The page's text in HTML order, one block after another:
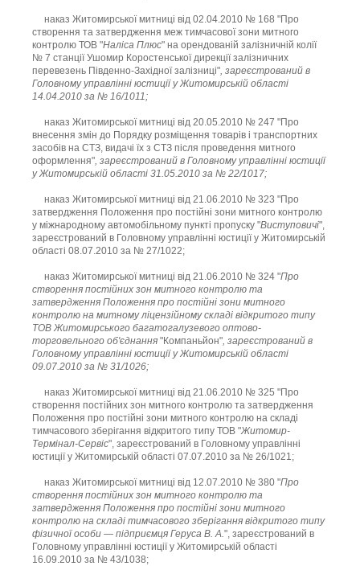
наказ Житомирської митниці від 02.04.2010 № 168 "Про
створення та затвердження меж тимчасової зони митного
контролю ТОВ "Наліса Плюс" на орендованій залізничній колії
№ 7 станції Ушомир Коростенської дирекції залізничних
перевезень Південно-Західної залізниці", зареєстрований в
Головному управлінні юстиції у Житомирській області
14.04.2010 за № 16/1011;
наказ Житомирської митниці від 20.05.2010 № 247 "Про
внесення змін до Порядку розміщення товарів і транспортних
засобів на СТЗ, видачі їх з СТЗ після проведення митного
оформлення", зареєстрований в Головному управлінні юстиції
у Житомирській області 31.05.2010 за № 22/1017;
наказ Житомирської митниці від 21.06.2010 № 323 "Про
затвердження Положення про постійні зони митного контролю
у міжнародному автомобільному пункті пропуску "Виступовичі",
зареєстрований в Головному управлінні юстиції у Житомирській
області 08.07.2010 за № 27/1022;
наказ Житомирської митниці від 21.06.2010 № 324 "Про
створення постійних зон митного контролю та
затвердження Положення про постійні зони митного
контролю на митному ліцензійному складі відкритого типу
ТОВ Житомирського багатогалузевого оптово-
торговельного об'єднання "Компаньйон", зареєстрований в
Головному управлінні юстиції у Житомирській області
09.07.2010 за № 31/1026;
наказ Житомирської митниці від 21.06.2010 № 325 "Про
створення постійних зон митного контролю та затвердження
Положення про постійні зони митного контролю на складі
тимчасового зберігання відкритого типу ТОВ "Житомир-
Термінал-Сервіс", зареєстрований в Головному управлінні
юстиції у Житомирській області 07.07.2010 за № 26/1021;
наказ Житомирської митниці від 12.07.2010 № 380 "Про
створення постійних зон митного контролю та
затвердження Положення про постійні зони митного
контролю на складі тимчасового зберігання відкритого типу
фізичної особи — підприємця Геруса В. А.", зареєстрований в
Головному управлінні юстиції у Житомирській області
16.09.2010 за № 43/1038;